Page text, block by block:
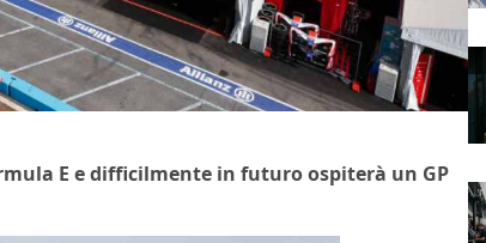
E e difficilmente in futuro ospiterà un GP